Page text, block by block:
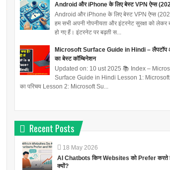
Android और iPhone के लिए बेस्ट VPN ऐप्स
Android और iPhone के लिए बेस्ट VPN ऐप्स
हम सभी अपनी गोपनीयता और इंटरनेट सुरक्षा को लेकर
हो गए हैं। इंटरनेट पर बढ़ती स...
Microsoft Surface Guide in Hindi – लैपटॉप
का बेस्ट कॉम्बिनेशन
Updated on: 10 ust 2025 📚 Index –
Surface Guide in Hindi Lesson 1:
का परिचय Lesson 2: Microsoft Su...
Recent Posts
18 May 2026
AI Chatbots किन Websites को Prefer करते
क्यों?